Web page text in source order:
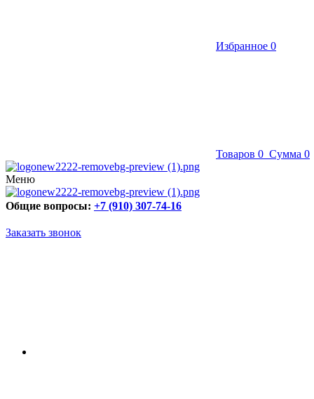
Избранное 0
Товаров 0 Сумма 0
Меню
Общие вопросы: +7 (910) 307-74-16
Заказать звонок